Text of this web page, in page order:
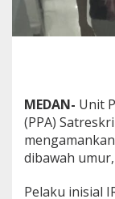
MEDAN- Unit
(PPA)
dibawah
Pelaku inisial